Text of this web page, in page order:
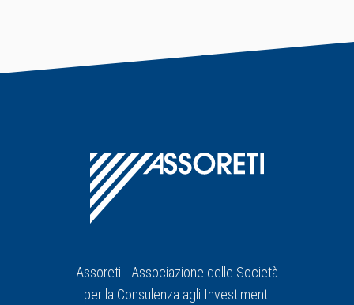
Assoreti - Associazione delle Società
per la Consulenza agli Investimenti